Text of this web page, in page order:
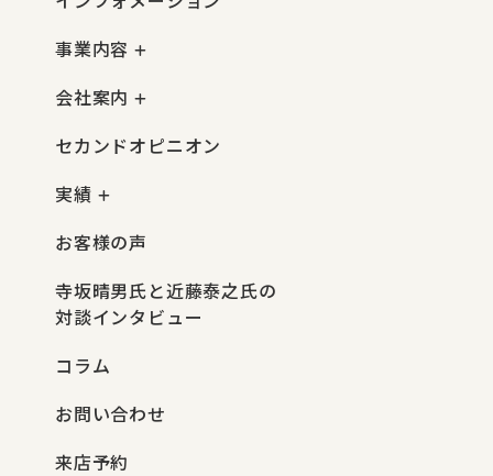
事業内容
会社案内
セカンドオピニオン
実績
お客様の声
寺坂晴男氏と近藤泰之氏の
対談インタビュー
コラム
お問い合わせ
来店予約